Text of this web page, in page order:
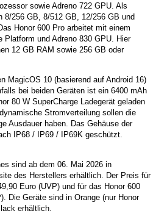
sowie Adreno 722 GPU. Als
8/256 GB, 8/512 GB, 12/256 GB und
Honor 600 Pro arbeitet mit einem
Platform und Adreno 830 GPU. Hier
12 GB RAM sowie 256 GB oder
MagicOS 10 (basierend auf Android 16)
bei beiden Geräten ist ein 6400 mAh
80 W SuperCharge Ladegerät geladen
Stromverteilung sollen die
Ausdauer haben. Das Gehäuse der
IP68 / IP69 / IP69K geschützt.
sind ab dem 06. Mai 2026 in
des Herstellers erhältlich. Der Preis für
Euro (UVP) und für das Honor 600
Die Geräte sind in Orange (nur Honor
erhältlich.